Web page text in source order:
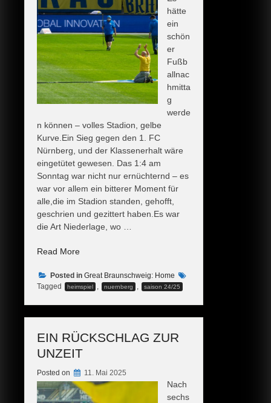
hätte
ein
schön
er
Fußb
allnac
hmitta
g
werde
n können – volles Stadion, gelbe
Kurve.Ein Sieg gegen den 1. FC
Nürnberg, und der Klassenerhalt wäre
eingetütet gewesen. Das 1:4 am
Sonntag war nicht nur ernüchternd – es
war vor allem ein bitterer Moment für
alle,die im Stadion standen, gehofft,
geschrien und gezittert haben.Es war
die Art Niederlage, wo …
Read More„Der
nicht)
letzte
Happy
End.“
Posted in Great Braunschweig: Home
Tagged
heimspiel , nuernberg , saison 24/25
EIN RÜCKSCHLAG ZUR
UNZEIT
Posted on 11. Mai 2025
Nach
sechs